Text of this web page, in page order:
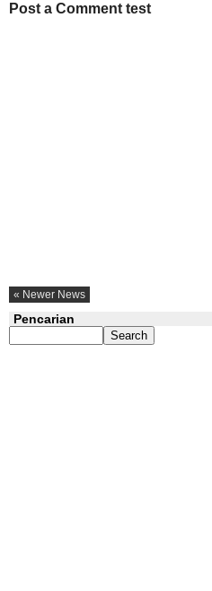
Post a Comment test
« Newer News
Pencarian